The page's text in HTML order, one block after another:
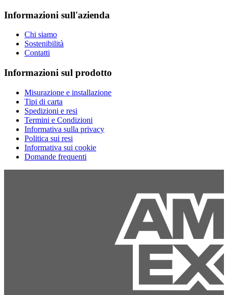
Informazioni sull'azienda
Chi siamo
Sostenibilità
Contatti
Informazioni sul prodotto
Misurazione e installazione
Tipi di carta
Spedizioni e resi
Termini e Condizioni
Informativa sulla privacy
Politica sui resi
Informativa sui cookie
Domande frequenti